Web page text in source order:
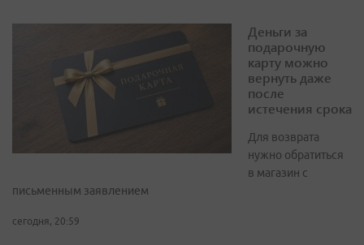
Деньги за
подарочную
карту можно
вернуть даже
после
истечения срока
Для возврата
нужно обратиться
в магазин с
письменным заявлением
сегодня, 20:59